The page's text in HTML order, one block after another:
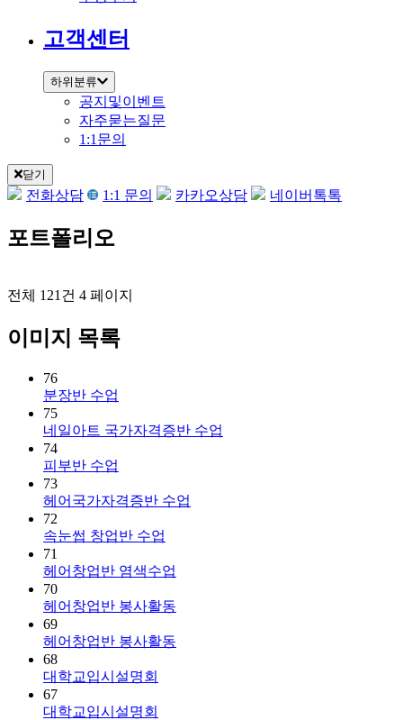
고객센터
하위분류
공지및이벤트
자주묻는질문
1:1문의
닫기
전화상담 1:1 문의 카카오상담 네이버톡톡
포트폴리오
전체 121건 4 페이지
이미지 목록
76
분장반 수업
75
네일아트 국가자격증반 수업
74
피부반 수업
73
헤어국가자격증반 수업
72
속눈썹 창업반 수업
71
헤어창업반 염색수업
70
헤어창업반 봉사활동
69
헤어창업반 봉사활동
68
대학교입시설명회
67
대학교입시설명회